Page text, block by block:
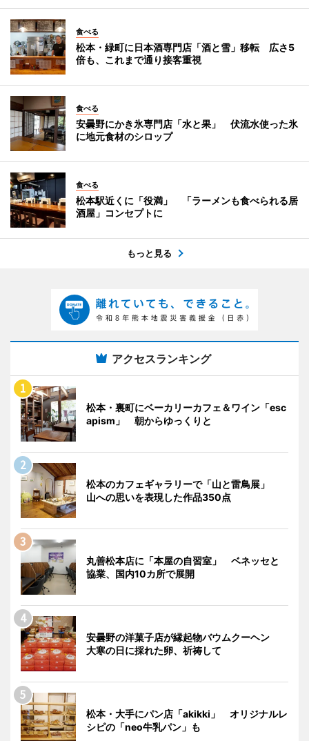
食べる
松本・緑町に日本酒専門店「酒と雪」移転 広さ5
倍も、これまで通り接客重視
食べる
安曇野にかき氷専門店「水と果」 伏流水使った氷
に地元食材のシロップ
食べる
松本駅近くに「役満」 「ラーメンも食べられる居
酒屋」コンセプトに
もっと見る
アクセスランキング
松本・裏町にベーカリーカフェ＆ワイン「esc
apism」 朝からゆっくりと
松本のカフェギャラリーで「山と雷鳥展」
山への思いを表現した作品350点
丸善松本店に「本屋の自習室」 ベネッセと
協業、国内10カ所で展開
安曇野の洋菓子店が縁起物バウムクーヘン
大寒の日に採れた卵、祈祷して
松本・大手にパン店「akikki」 オリジナルレ
シピの「neo牛乳パン」も